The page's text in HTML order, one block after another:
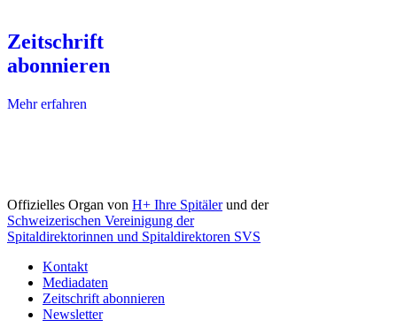
Zeitschrift
abonnieren
Mehr erfahren
Offizielles Organ von H+ Ihre Spitälerund der
Schweizerischen Vereinigung der
Spitaldirektorinnen und Spitaldirektoren SVS
Kontakt
Mediadaten
Zeitschrift abonnieren
Newsletter